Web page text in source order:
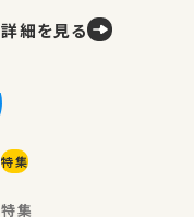
詳細を見る
特集
特集